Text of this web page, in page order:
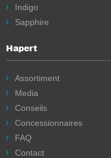
Indigo
Sapphire
Hapert
Assortiment
Media
Conseils
Concessionnaires
FAQ
Contact